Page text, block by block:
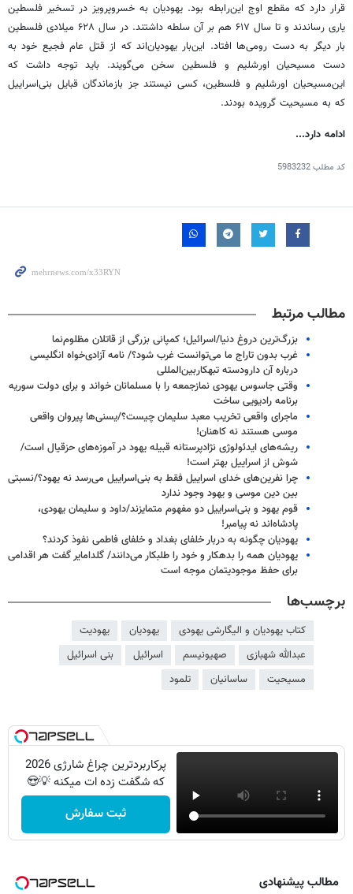
قرار دارد که مقطع اوج این‌رابطه بود. یهودیان به خسروپرویز در تسخیر فلسطین
یاری رساندند و تا سال ۶۱۷ هم بر آن سلطه داشتند. در سال ۶۲۸ میلادی فلسطین
بار دیگر به دست رومی‌ها افتاد. این‌بار یهودیان‌اند که از قتل عام فجیع خود به
دست مسیحیان اورشلیم و فلسطین سخن می‌گویند. باید توجه داشت که
این‌مسیحیان اورشلیم و فلسطین، کسی نیستند جز بازماندگان قبایل بنی‌اسراییل
که به مسیحیت گرویده بودند.
ادامه دارد...
کد مطلب5983232
مطالب مرتبط
بزرگ‌ترین دروغ دنیا/اسرائیل؛ کمپانی بزرگی از قاتلان مظلوم‌نما
غرب بدون تاراج ما می‌توانست غرب شود؟/ نامه‌ آزادی‌خواه انگلیسی
درباره آن دارودسته تبهکاربین‌المللی
وقتی جاسوس یهودی نمازجمعه را با مسلمانان خواند و برای دولت سوریه
برنامه رادیویی ساخت
ماجرای واقعی تخریب معبد سلیمان چیست؟/یسنی‌ها پیروان واقعی
موسی هستند نه کاهنان!
ریشه‌های ایدئولوژی نژادپرستانه قبیله یهود در آموزه‌های حزقیال است/
شوش از اسراییل بهتر است!
چرا نفرین‌های خدای اسراییل فقط به بنی‌اسراییل می‌رسد نه یهود؟/نسبتی
بین دین موسی و یهود وجود ندارد
قوم یهود و بنی‌اسراییل دو مفهوم متمایزند/داود و سلیمان یهودی،
پادشاه‌اند نه پیامبر!
یهودیان چگونه به دربار خلفای بغداد و خلفای فاطمی نفوذ کردند؟
یهودیان همه را بدهکار و خود را طلبکار می‌دانند/ گلدامایر گفت هر اقدامی
برای حفظ موجودیتمان موجه است
برچسب‌ها
کتاب یهودیان و الیگارشی یهودی یهودیان
یهودیت
عبدالله شهبازی
صهیونیسم اسرائیل
بنی اسرائیل
مسیحیت
ساسانیان تلمود
پرکاربردترین چراغ شارژی 2026
که شگفت زده ات میکنه 💡😍
ثبت سفارش
مطالب پیشنهادی